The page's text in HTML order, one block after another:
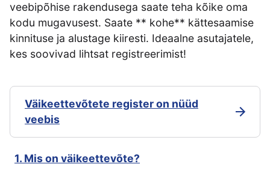
veebipõhise rakendusega saate teha kõike oma
kodu mugavusest. Saate ** kohe** kättesaamise
kinnituse ja alustage kiiresti. Ideaalne asutajatele,
kes soovivad lihtsat registreerimist!
Väikeettevõtete register on nüüd
veebis
1. Mis on väikeettevõte?